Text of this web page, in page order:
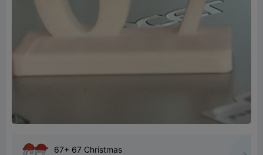
67+ 67 Christmas